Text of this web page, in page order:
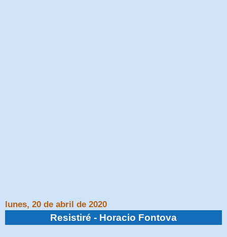
lunes, 20 de abril de 2020
Resistiré - Horacio Fontova